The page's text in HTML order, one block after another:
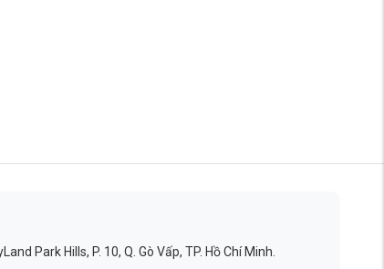
Park Hills, P. 10, Q. Gò Vấp, TP. Hồ Chí Minh.